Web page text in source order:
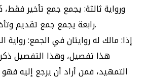
ورواية ثالثة: يجمع جمع تأخير فقط،
رابعة يجمع جمع تقديم وتأخير بلا كراهية ولا حاجة.
إذا: مالك له روايتان في الجمع: رواية
هذا تفصيل، وهذا التفصيل
التمهيد، فمن أراد أن يرجع إليه